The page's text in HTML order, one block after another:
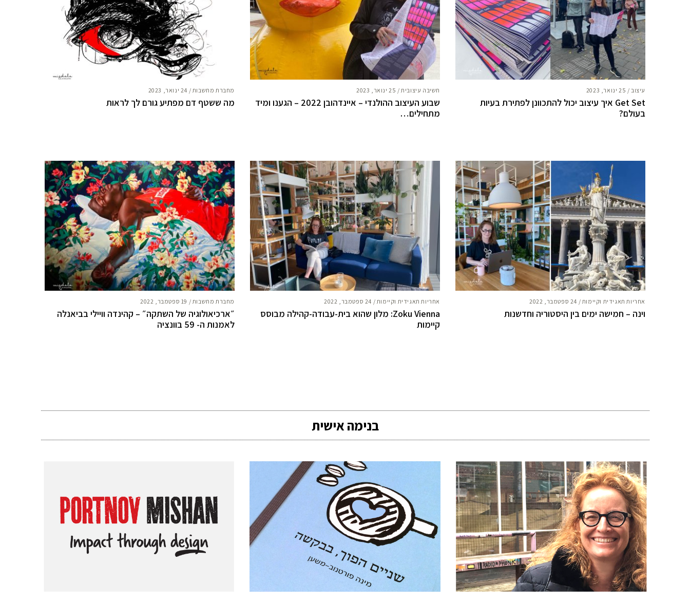
עיצוב / 25 ינואר, 2023
Get Set איך עיצוב יכול להתכוונן לפתירת בעיות
בעולם?
חשיבה עיצובית / 25 ינואר, 2023
שבוע העיצוב ההולנדי – איינדהובן 2022 – הגענו ומיד
מתחילים…
מחברת מחשבות / 24 ינואר, 2023
מה ששטף דם מפתיע גורם לך לראות
אחריות תאגידית וקיימות / 24 ספטמבר, 2022
וינה – חמישה ימים בין היסטוריה וחדשנות
אחריות תאגידית וקיימות / 24 ספטמבר, 2022
Zoku Vienna: מלון שהוא בית-עבודה-קהילה מבוסס
קיימות
מחברת מחשבות / 19 ספטמבר, 2022
״ארכיאולוגיה של השתקה״ – קהינדה וויילי בביאנלה
לאמנות ה- 59 בוונציה
בנימה אישית